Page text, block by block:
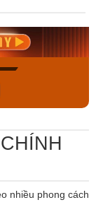
ngay
nhiều phong cách